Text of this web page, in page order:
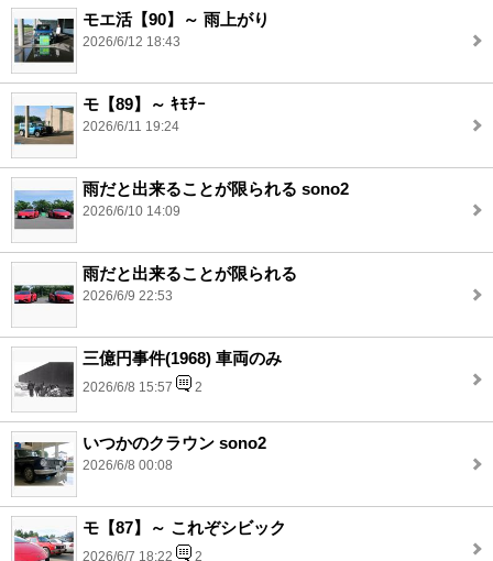
モエ活【90】～ 雨上がり
2026/6/12 18:43
モ【89】～ ｷﾓﾁｰ
2026/6/11 19:24
雨だと出来ることが限られる sono2
2026/6/10 14:09
雨だと出来ることが限られる
2026/6/9 22:53
三億円事件(1968) 車両のみ
2026/6/8 15:57 2
いつかのクラウン sono2
2026/6/8 00:08
モ【87】～ これぞシビック
2026/6/7 18:22 2